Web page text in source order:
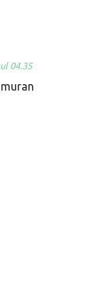
04.35